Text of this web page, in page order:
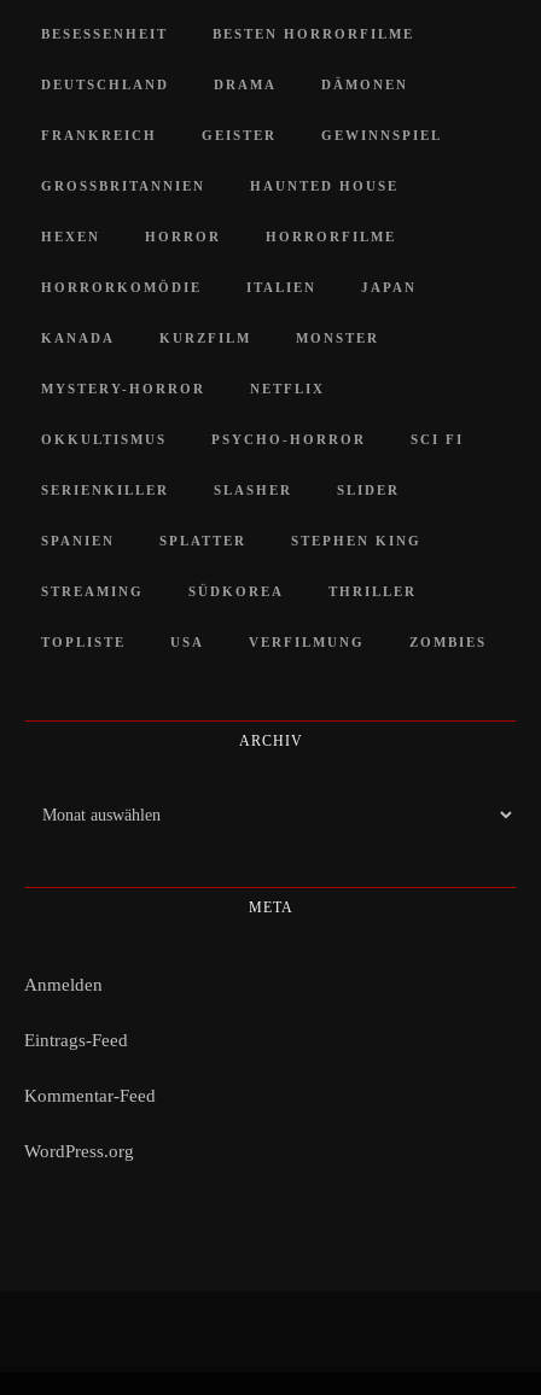
BESESSENHEIT BESTEN HORRORFILME
DEUTSCHLAND DRAMA DÄMONEN
FRANKREICH GEISTER GEWINNSPIEL
GROSSBRITANNIEN HAUNTED HOUSE
HEXEN HORROR HORRORFILME
HORRORKOMÖDIE ITALIEN JAPAN
KANADA KURZFILM MONSTER
MYSTERY-HORROR NETFLIX
OKKULTISMUS PSYCHO-HORROR SCI FI
SERIENKILLER SLASHER SLIDER
SPANIEN SPLATTER STEPHEN KING
STREAMING SÜDKOREA THRILLER
TOPLISTE USA VERFILMUNG ZOMBIES
ARCHIV
Archiv
META
Anmelden
Eintrags-Feed
Kommentar-Feed
WordPress.org